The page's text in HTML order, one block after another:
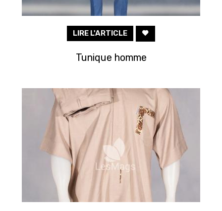
LIRE L'ARTICLE
Tunique homme